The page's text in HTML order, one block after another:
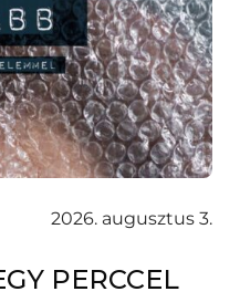
2026. augusztus 3.
PERCCEL